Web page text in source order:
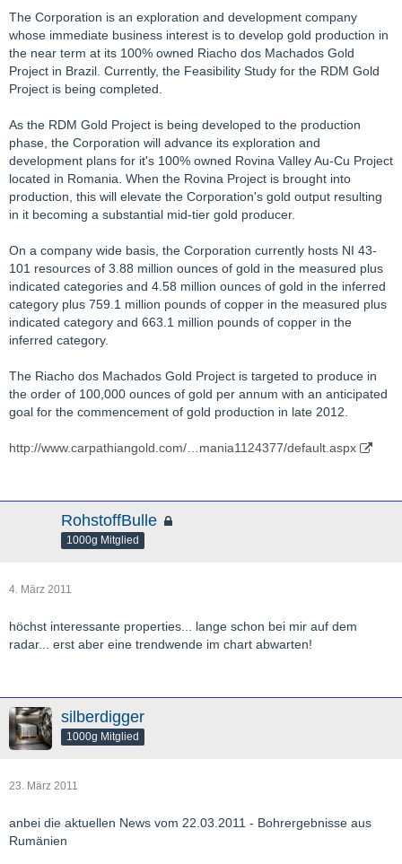
The Corporation is an exploration and development company
whose immediate business interest is to develop gold production in
the near term at its 100% owned Riacho dos Machados Gold
Project in Brazil. Currently, the Feasibility Study for the RDM Gold
Project is being completed.
As the RDM Gold Project is being developed to the production
phase, the Corporation will advance its exploration and
development plans for it's 100% owned Rovina Valley Au-Cu Project
located in Romania. When the Rovina Project is brought into
production, this will elevate the Corporation's gold output resulting
in it becoming a substantial mid-tier gold producer.
On a company wide basis, the Corporation currently hosts NI 43-
101 resources of 3.88 million ounces of gold in the measured plus
indicated categories and 4.58 million ounces of gold in the inferred
category plus 759.1 million pounds of copper in the measured plus
indicated category and 663.1 million pounds of copper in the
inferred category.
The Riacho dos Machados Gold Project is targeted to produce in
the order of 100,000 ounces of gold per annum with an anticipated
goal for the commencement of gold production in late 2012.
http://www.carpathiangold.com/…mania1124377/default.aspx
RohstoffBulle
1000g Mitglied
4. März 2011
höchst interessante properties... lange schon bei mir auf dem
radar... erst aber eine trendwende im chart abwarten!
silberdigger
1000g Mitglied
23. März 2011
anbei die aktuellen News vom 22.03.2011 - Bohrergebnisse aus
Rumänien